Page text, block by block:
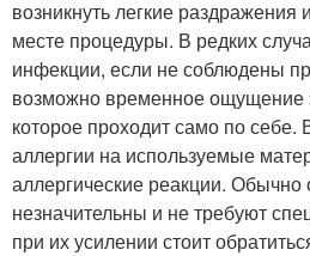
возникнуть легкие раздражения
месте процедуры. В редких
инфекции, если не соблюдены
возможно временное ощущение
которое проходит само по себе.
аллергии на используемые
аллергические реакции.
незначительны и не требуют
при их усилении стоит